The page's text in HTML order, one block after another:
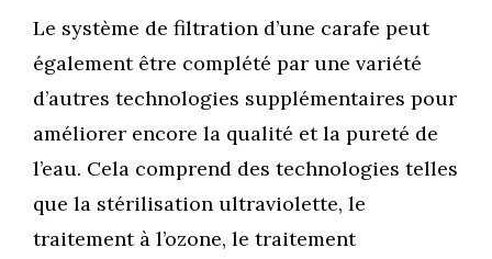
Le système de filtration d’une carafe peut
également être complété par une variété
d’autres technologies supplémentaires pour
améliorer encore la qualité et la pureté de
l’eau. Cela comprend des technologies telles
que la stérilisation ultraviolette, le
traitement à l’ozone, le traitement